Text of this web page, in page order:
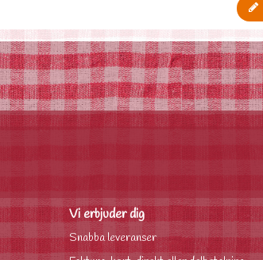
Vi erbjuder dig
Snabba leveranser